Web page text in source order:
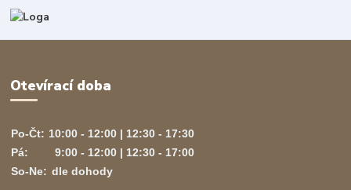
Otevírací doba
Po-Čt: 10:00 - 12:00 | 12:30 - 17:30
Pá:
9:00 - 12:00 | 12:30 - 17:00
So-Ne: dle dohody